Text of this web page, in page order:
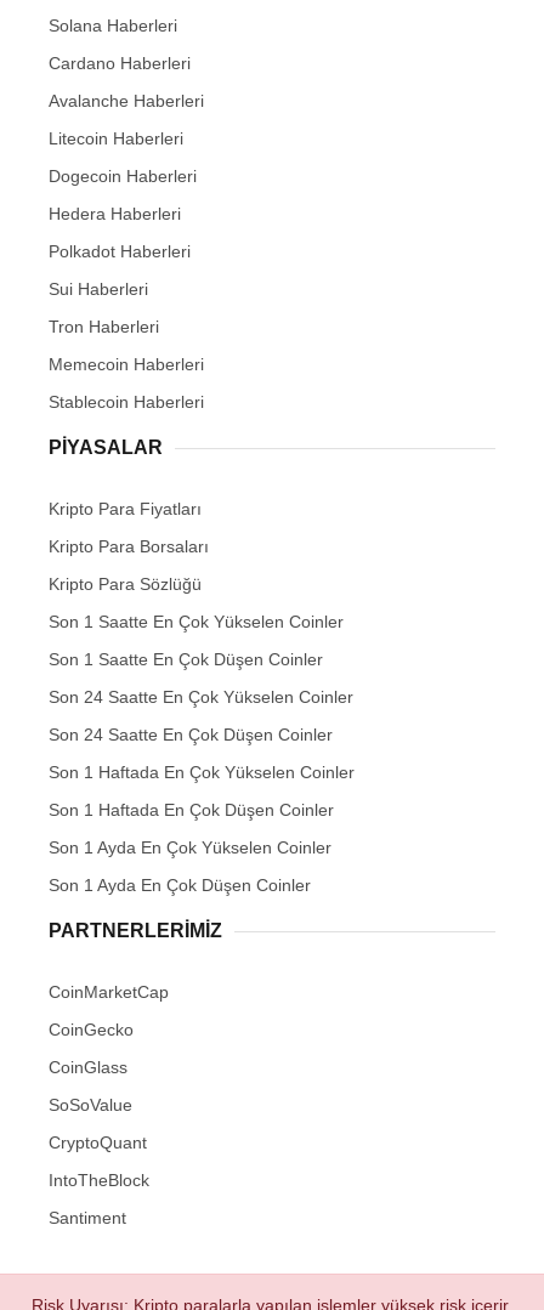
Solana Haberleri
Cardano Haberleri
Avalanche Haberleri
Litecoin Haberleri
Dogecoin Haberleri
Hedera Haberleri
Polkadot Haberleri
Sui Haberleri
Tron Haberleri
Memecoin Haberleri
Stablecoin Haberleri
PIYASALAR
Kripto Para Fiyatları
Kripto Para Borsaları
Kripto Para Sözlüğü
Son 1 Saatte En Çok Yükselen Coinler
Son 1 Saatte En Çok Düşen Coinler
Son 24 Saatte En Çok Yükselen Coinler
Son 24 Saatte En Çok Düşen Coinler
Son 1 Haftada En Çok Yükselen Coinler
Son 1 Haftada En Çok Düşen Coinler
Son 1 Ayda En Çok Yükselen Coinler
Son 1 Ayda En Çok Düşen Coinler
PARTNERLERIMIZ
CoinMarketCap
CoinGecko
CoinGlass
SoSoValue
CryptoQuant
IntoTheBlock
Santiment
Risk Uyarısı: Kripto paralarla yapılan işlemler yüksek risk içerir.